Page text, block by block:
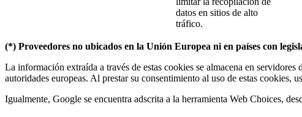
datos en sitios de alto
tráfico.
(*) Proveedores no ubicados en la Unión Europea ni en países con
La información extraída a través de estas cookies se almacena en
autoridades europeas. Al prestar su consentimiento al uso de estas cookies,
Igualmente, Google se encuentra adscrita a la herramienta Web Choices,